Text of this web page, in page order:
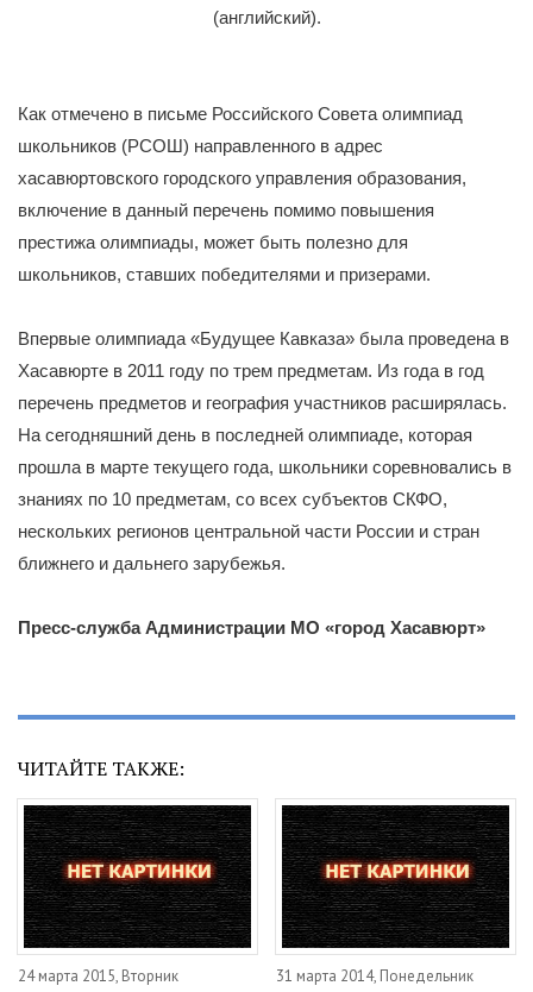
(английский).
Как отмечено в письме Российского Совета олимпиад
школьников (РСОШ) направленного в адрес
хасавюртовского городского управления образования,
включение в данный перечень помимо повышения
престижа олимпиады, может быть полезно для
школьников, ставших победителями и призерами.
Впервые олимпиада «Будущее Кавказа» была проведена в
Хасавюрте в 2011 году по трем предметам. Из года в год
перечень предметов и география участников расширялась.
На сегодняшний день в последней олимпиаде, которая
прошла в марте текущего года, школьники соревновались в
знаниях по 10 предметам, со всех субъектов СКФО,
нескольких регионов центральной части России и стран
ближнего и дальнего зарубежья.
Пресс-служба Администрации МО «город Хасавюрт»
ЧИТАЙТЕ ТАКЖЕ:
24 марта 2015, Вторник 31 марта 2014, Понедельник